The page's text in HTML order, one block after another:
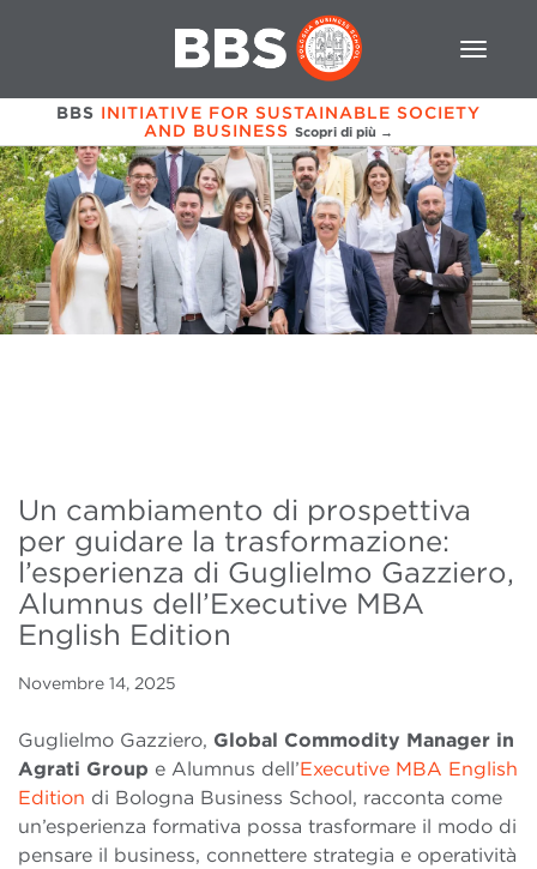
BBS INITIATIVE FOR SUSTAINABLE SOCIETY
AND BUSINESS Scopri di più →
Un cambiamento di prospettiva
per guidare la trasformazione:
l’esperienza di Guglielmo Gazziero,
Alumnus dell’Executive MBA
English Edition
Novembre 14, 2025
Guglielmo Gazziero, Global Commodity Manager in
Agrati Group e Alumnus dell’Executive MBA English
Edition di Bologna Business School, racconta come
un’esperienza formativa possa trasformare il modo di
pensare il business, connettere strategia e operatività